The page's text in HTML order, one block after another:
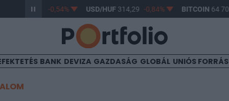
363,44 -0,54% USD/HUF314,29 -0,84% BITCOIN64
BANK DEVIZA GAZDASÁG GLOBÁL UNIÓS